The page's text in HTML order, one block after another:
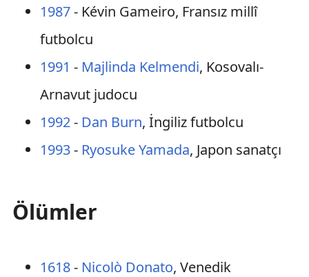
1987- Kévin Gameiro, Fransız millî
futbolcu
1991 - Majlinda Kelmendi, Kosovalı-
Arnavut judocu
1992- Dan Burn, İngiliz futbolcu
1993- Ryosuke Yamada, Japon sanatçı
Ölümler
1618- Nicolò Donato, Venedik